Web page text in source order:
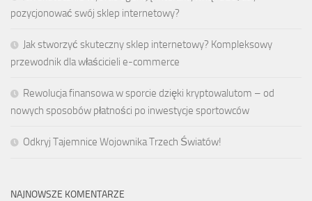
pozycjonować swój sklep internetowy?
Jak stworzyć skuteczny sklep internetowy? Kompleksowy
przewodnik dla właścicieli e-commerce
Rewolucja finansowa w sporcie dzięki kryptowalutom – od
nowych sposobów płatności po inwestycje sportowców
Odkryj Tajemnice Wojownika Trzech Światów!
NAJNOWSZE KOMENTARZE